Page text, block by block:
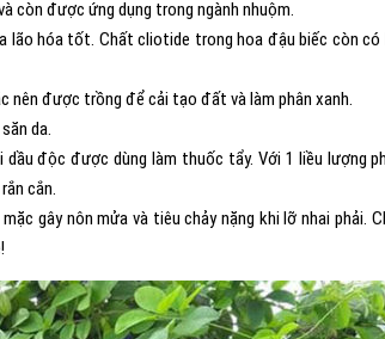
còn được ứng dụng trong ngành nhuộm.
lão hóa tốt. Chất cliotide trong hoa đậu biếc còn
nên được trồng để cải tạo đất và làm phân xanh.
da.
độc được dùng làm thuốc tẩy. Với 1 liều lượng
cắn.
gây nôn mửa và tiêu chảy nặng khi lỡ nhai phải.